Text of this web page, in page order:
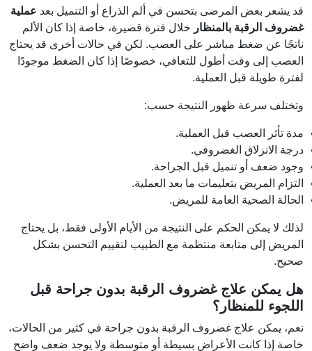
قد يشعر بعض المرضى بتحسن في ألم الذراع أو التنميل بعد عملية
غضروف الرقبة بالمنظار خلال فترة قصيرة، خاصة إذا كان الألم
ناتجًا عن ضغط مباشر على العصب. لكن في حالات أخرى قد يحتاج
العصب إلى وقت أطول للتعافي، خصوصًا إذا كان الضغط موجودًا
لفترة طويلة قبل العملية.
وتختلف سرعة ظهور النتيجة حسب:
مدة تأثر العصب قبل العملية.
درجة الانزلاق الغضروفي.
وجود ضعف أو تنميل قبل الجراحة.
التزام المريض بتعليمات ما بعد العملية.
الحالة الصحية العامة للمريض.
لذلك لا يمكن الحكم على النتيجة من الأيام الأولى فقط، بل يحتاج
المريض إلى متابعة منتظمة مع الطبيب لتقييم التحسن بشكل
صحيح.
هل يمكن علاج غضروف الرقبة بدون جراحة قبل
اللجوء للمنظار؟
نعم، يمكن علاج غضروف الرقبة بدون جراحة في كثير من الحالات،
خاصة إذا كانت الأعراض بسيطة أو متوسطة ولا يوجد ضعف واضح